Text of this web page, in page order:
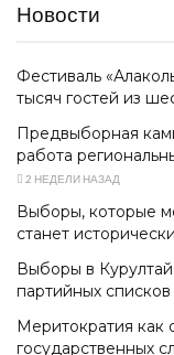
Новости
Фестиваль
тысяч гостей из
Предвыборная
работа
2 НЕДЕЛИ НАЗАД
Выборы, которые
станет
Выборы в
партийных списков
Меритократия как
государственных